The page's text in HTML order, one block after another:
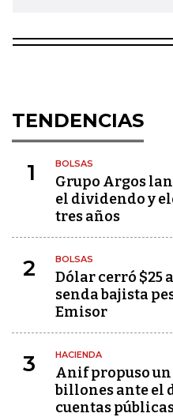
TENDENCIAS
1 BOLSAS
Grupo Argos
el dividendo y
tres años
2 BOLSAS
Dólar cerró $25
senda bajista
Emisor
3 HACIENDA
Anif propuso un
billones ante el
cuentas